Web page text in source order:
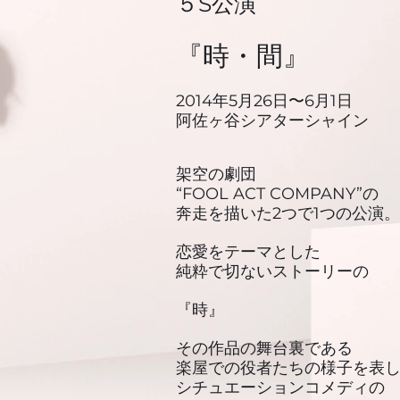
『時・間』
2014年5月26日〜6月1日
阿佐ヶ谷シアターシャイン
架空の劇団
“FOOL ACT COMPANY”の
奔走を描いた2つで1つの公演。
恋愛をテーマとした
純粋で切ないストーリーの
『時』
その作品の舞台裏である
楽屋での役者たちの様子を表
シチュエーションコメディの